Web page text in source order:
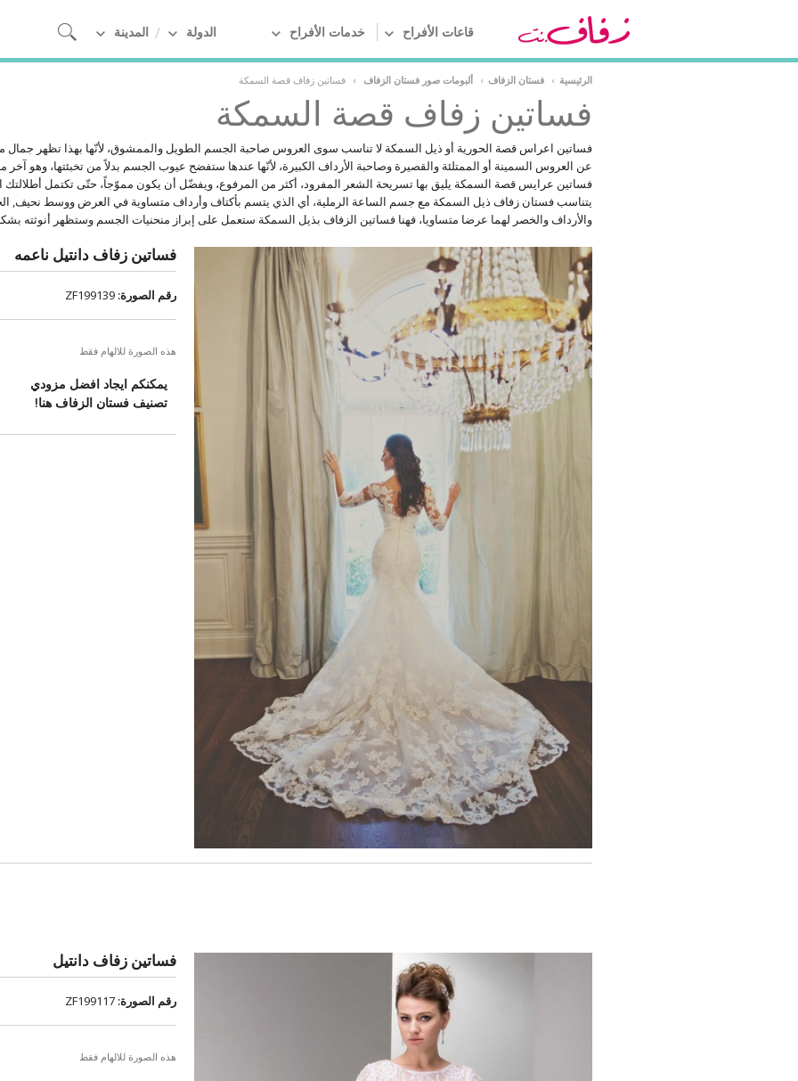
قاعات الأفراح خدمات الأفراح الدولة المدينة
الرئيسية › فستان الزفاف › ألبومات صور فستان الزفاف › فساتين زفاف قصة السمكة
فساتين زفاف قصة السمكة
فساتين اعراس قصة الحورية أو ذيل السمكة لا تناسب سوى العروس صاحبة الجسم الطويل والممشوق، لأنّها بهذا تظهر جمال
عن العروس السمينة أو الممتلئة والقصيرة وصاحبة الأرداف الكبيرة، لأنّها عندها ستفضح عيوب الجسم بدلاً من تخبئتها، وهو
فساتين عرايس قصة السمكة يليق بها تسريحة الشعر المفرود، أكثر من المرفوع، ويفضّل أن يكون مموّجاً، حتّى تكتمل أطلالتك
يتناسب فستان زفاف ذيل السمكة مع جسم الساعة الرملية، أي الذي يتسم بأكتاف وأرداف متساوية في العرض ووسط نحيف,
والأرداف والخصر لهما عرضا متساويا، فهنا فساتين الزفاف بذيل السمكة ستعمل على إبراز منحنيات الجسم وستظهر أنوثته
فساتين زفاف دانتيل ناعمه
رقم الصورة:
هذه الصورة للالهام فقط
يمكنكم ايجاد افضل مزودي
تصنيف فستان الزفاف هنا!
فساتين زفاف دانتيل
رقم الصورة:
هذه الصورة للالهام فقط